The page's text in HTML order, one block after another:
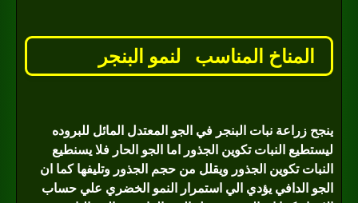
المناخ المناسب لنمو البنجر
ينجح زراعة نبات البنجر في الجو المعتدل المائل للبروده
ليستطيع النبات تكوين الجذور اما الجو الحار فلا يسنطيع
النبات تكوين الجذور ويقلل من حجم الجذور وتليفها كما ان
الجو الدافي يؤدي الي استمرار النمو الخضري علي حساب